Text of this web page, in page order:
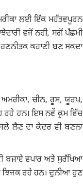
ਲਈ ਇੱਕ ਮਹੱਤਵਪੂਰਨ
ਵਜੋਂ ਨਹੀਂ, ਸਗੋਂ ਪੱਛਮੀ
ਕਹਾਣੀ ਬਣ ਸਕਦਾ
ਚੀਨ, ਰੂਸ, ਯੂਰਪ,
ਹਨ। ਇਸ ਨਵੇਂ ਕ੍ਰਮ ਵਿੱਚ
ਲੈਣ ਦਾ ਕੇਂਦਰ ਵੀ ਬਣਨਾ
ਬਜਾਏ ਵਪਾਰ ਅਤੇ ਸੁਰੱਖਿਆ
ਝਿਜਕ ਰਹੇ ਹਨ। ਦੁਨੀਆ ਹੁਣ